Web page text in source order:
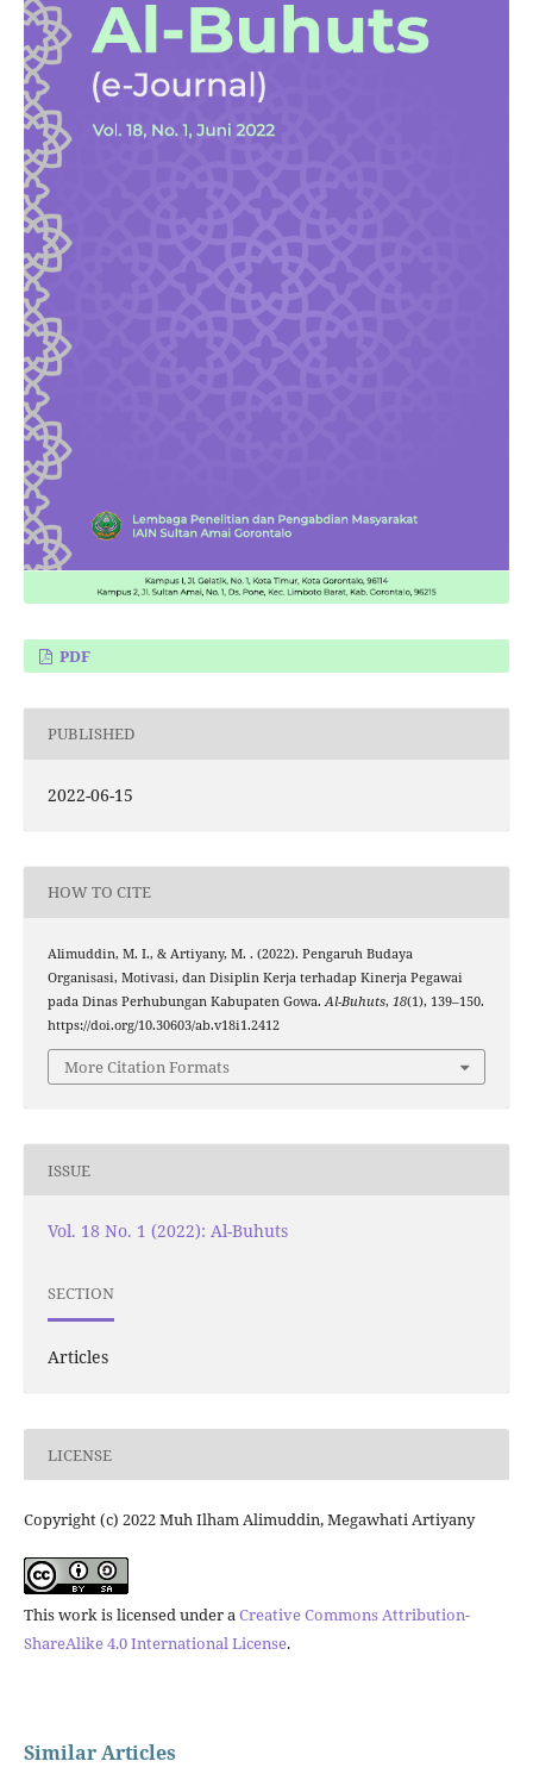
PDF
PUBLISHED
2022-06-15
HOW TO CITE
Alimuddin, M. I., & Artiyany, M. . (2022). Pengaruh Budaya
Organisasi, Motivasi, dan Disiplin Kerja terhadap Kinerja Pegawai
pada Dinas Perhubungan Kabupaten Gowa.Al-Buhuts, 18(1), 139–150.
https://doi.org/10.30603/ab.v18i1.2412
More Citation Formats
ISSUE
Vol. 18 No. 1 (2022): Al-Buhuts
SECTION
Articles
LICENSE
Copyright (c) 2022 Muh Ilham Alimuddin, Megawhati Artiyany
This work is licensed under a Creative Commons Attribution-
ShareAlike 4.0 International License.
Similar Articles